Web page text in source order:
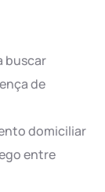
buscar
de
domiciliar
entre